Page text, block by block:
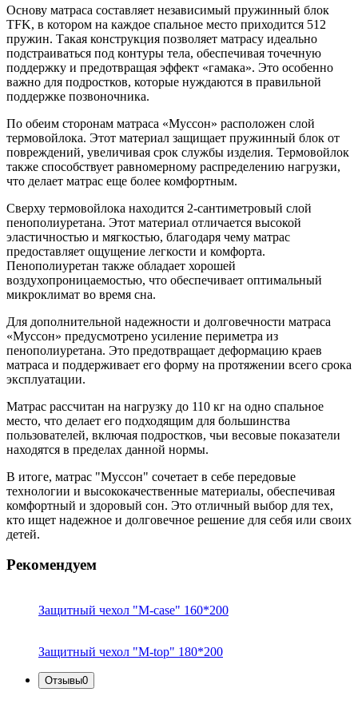
Основу матраса составляет независимый пружинный блок
TFK, в котором на каждое спальное место приходится 512
пружин. Такая конструкция позволяет матрасу идеально
подстраиваться под контуры тела, обеспечивая точечную
поддержку и предотвращая эффект «гамака». Это особенно
важно для подростков, которые нуждаются в правильной
поддержке позвоночника.
По обеим сторонам матраса «Муссон» расположен слой
термовойлока. Этот материал защищает пружинный блок от
повреждений, увеличивая срок службы изделия. Термовойлок
также способствует равномерному распределению нагрузки,
что делает матрас еще более комфортным.
Сверху термовойлока находится 2-сантиметровый слой
пенополиуретана. Этот материал отличается высокой
эластичностью и мягкостью, благодаря чему матрас
предоставляет ощущение легкости и комфорта.
Пенополиуретан также обладает хорошей
воздухопроницаемостью, что обеспечивает оптимальный
микроклимат во время сна.
Для дополнительной надежности и долговечности матраса
«Муссон» предусмотрено усиление периметра из
пенополиуретана. Это предотвращает деформацию краев
матраса и поддерживает его форму на протяжении всего срока
эксплуатации.
Матрас рассчитан на нагрузку до 110 кг на одно спальное
место, что делает его подходящим для большинства
пользователей, включая подростков, чьи весовые показатели
находятся в пределах данной нормы.
В итоге, матрас "Муссон" сочетает в себе передовые
технологии и высококачественные материалы, обеспечивая
комфортный и здоровый сон. Это отличный выбор для тех,
кто ищет надежное и долговечное решение для себя или своих
детей.
Рекомендуем
Защитный чехол "M-case" 160*200
Защитный чехол "M-top" 180*200
Отзывы0